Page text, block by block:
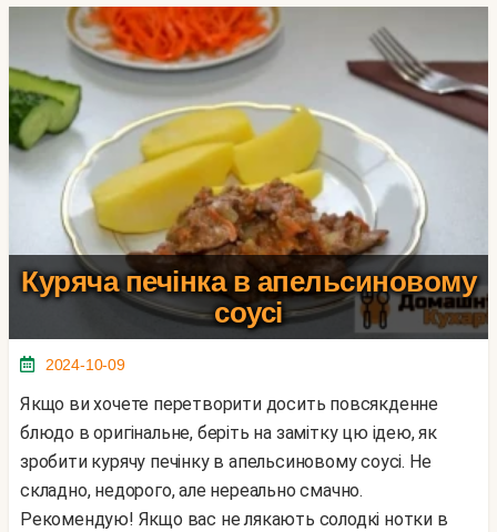
Куряча печінка в апельсиновому
соусі
2024-10-09
Якщо ви хочете перетворити досить повсякденне
блюдо в оригінальне, беріть на замітку цю ідею, як
зробити курячу печінку в апельсиновому соусі. Не
складно, недорого, але нереально смачно.
Рекомендую! Якщо вас не лякають солодкі нотки в